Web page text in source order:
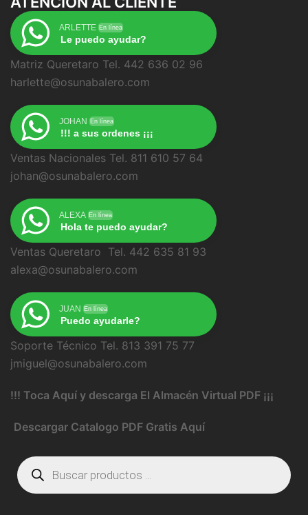
ARLETTE En línea
Le puedo ayudar?
Matriz Queretaro Tel. 442 636 02 96
harlette@osunabalero.com
JOHAN En línea
!!! a sus ordenes ¡¡¡
Ventas Nacionales Tel. 811 610 57 64
johan@osunabalero.com
ALEXA En línea
Hola te puedo ayudar?
Ventas Queretaro Tel. 442 635 81 93
alexa@osunabalero.com
JUAN En línea
Puedo ayudarle?
Soporte Técnico Tel. 813 391 75 77
jmiguel@osunabalero.com
!!! Toca Aquí y descarga El Almacén Virtual PDF ¡¡¡
Descargar Catalogo PDF Gratis Aquí
Búsqueda
de
productos